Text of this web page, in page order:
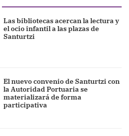
Las bibliotecas acercan la lectura y
el ocio infantil a las plazas de
Santurtzi
El nuevo convenio de Santurtzi con
la Autoridad Portuaria se
materializará de forma
participativa